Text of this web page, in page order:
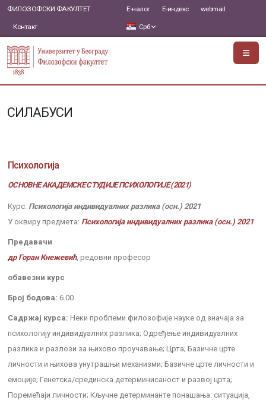
ФИЛОЗОФСКИ ФАКУЛТЕТ
Контакт
Е-налог Е-индекс webmail
Срб
СИЛАБУСИ
Психологија
ОСНОВНЕ АКАДЕМСКЕ СТУДИЈЕ ПСИХОЛОГИЈЕ (2021)
Курс: Психологија индивидуалних разлика (осн.) 2021
У оквиру предмета: Психологија индивидуалних разлика (осн.) 2021
Предавачи
др Горан Кнежевић, редовни професор
обавезни курс
Број бодова: 6.00
Садржај курса: Неки проблеми филозофије науке од значаја за
психологију индивидуалних разлика; Одређење индивидуалних
разлика и разлози за њихово проучавање; Црта; Базичне црте
личности и њихова унутрашњи механизми; Базичне црте личности и
емоције; Генетска/срединска детерминисаност и развој црта;
Поремећаји личности; Кључне детерминанте понашања: ситуација,